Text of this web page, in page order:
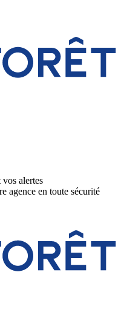
alertes
agence en toute sécurité